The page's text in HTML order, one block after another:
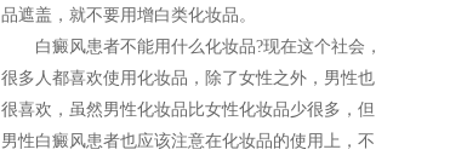
品遮盖，就不要用增白类化妆品。
白癜风患者不能用什么化妆品?现在这个社会，
很多人都喜欢使用化妆品，除了女性之外，男性也
很喜欢，虽然男性化妆品比女性化妆品少很多，但
男性白癜风患者也应该注意在化妆品的使用上，不